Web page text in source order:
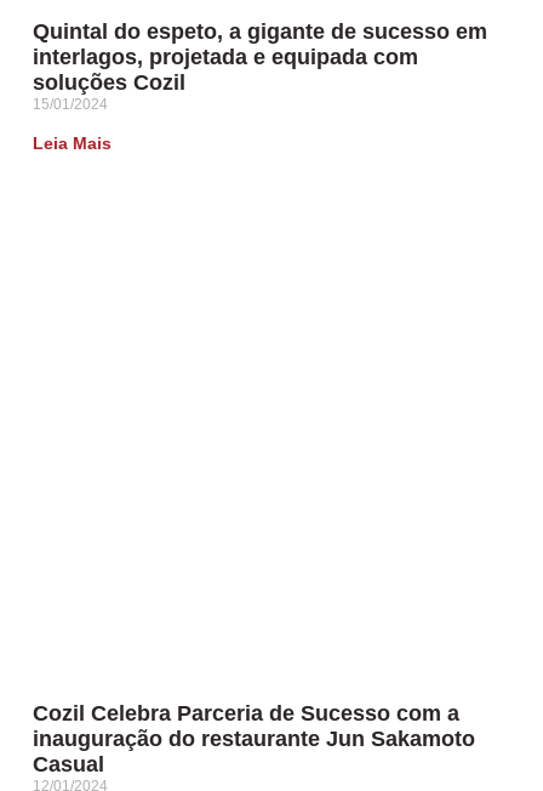
Quintal do espeto, a gigante de sucesso em
interlagos, projetada e equipada com
soluções Cozil
15/01/2024
Leia Mais
Cozil Celebra Parceria de Sucesso com a
inauguração do restaurante Jun Sakamoto
Casual
12/01/2024